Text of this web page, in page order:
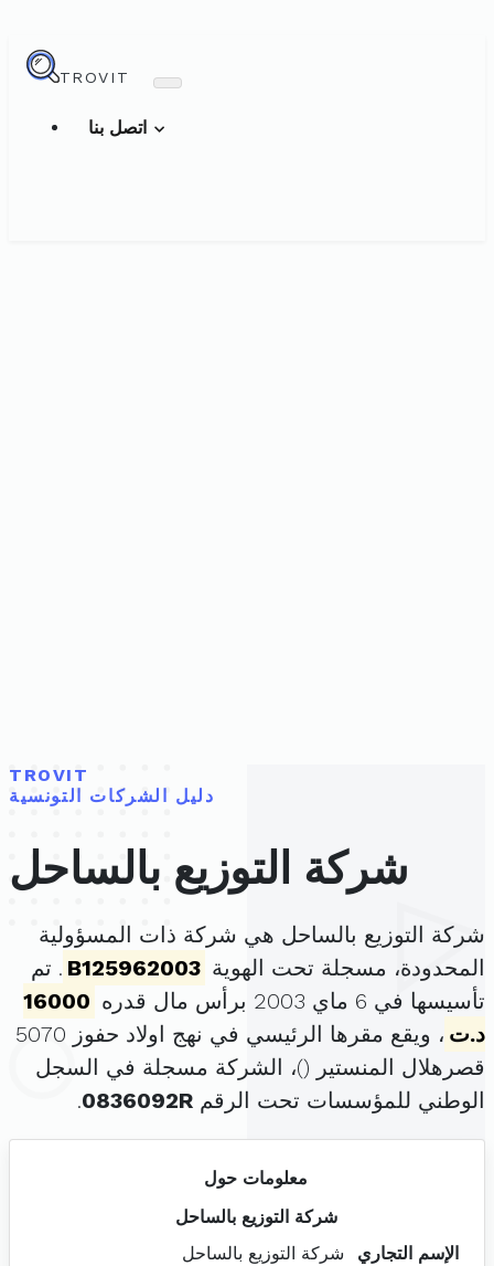
TROVIT
TROVIT
دليل الشركات التونسية
شركة التوزيع بالساحل
شركة التوزيع بالساحل هي شركة ذات المسؤولية
المحدودة، مسجلة تحت الهوية B125962003 . تم
تأسيسها في 6 ماي 2003 برأس مال قدره
16000
د.ت
، ويقع مقرها الرئيسي في نهج اولاد حفوز 5070
قصرهلال المنستير ()، الشركة مسجلة في السجل
الوطني للمؤسسات تحت الرقم 0836092R
.
معلومات حول
شركة التوزيع بالساحل
الإسم التجاري
شركة التوزيع بالساحل